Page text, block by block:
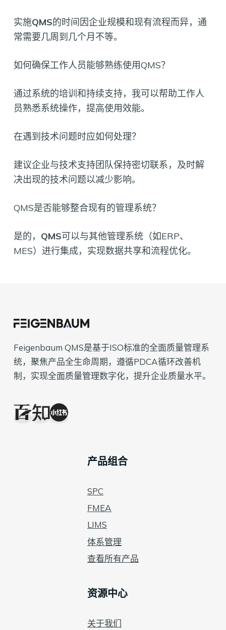
实施QMS的时间因企业规模和现有流程而异，通
常需要几周到几个月不等。
如何确保工作人员能够熟练使用QMS？
通过系统的培训和持续支持，我可以帮助工作人
员熟悉系统操作，提高使用效能。
在遇到技术问题时应如何处理？
建议企业与技术支持团队保持密切联系，及时解
决出现的技术问题以减少影响。
QMS是否能够整合现有的管理系统？
是的， QMS可以与其他管理系统（如ERP、
MES）进行集成，实现数据共享和流程优化。
Feigenbaum QMS是基于ISO标准的全面质量管理系
统，聚焦产品全生命周期，遵循PDCA循环改善机
制，实现全面质量管理数字化，提升企业质量水平。
产品组合
SPC
FMEA
LIMS
体系管理
查看所有产品
资源中心
关于我们